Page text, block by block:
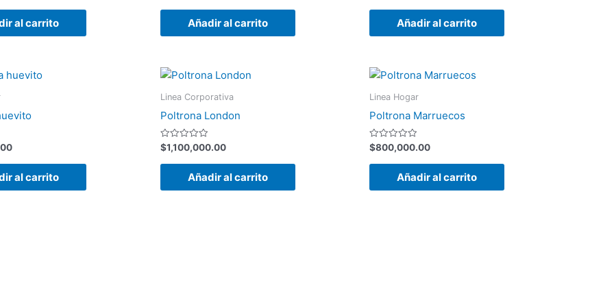
al carrito
0
Añadir al carrito
0
Añadir al carrito
al carrito
Linea Corporativa
Poltrona London
Valorado
con
0
$1,100,000.00
Añadir al carrito
Linea Hogar
Poltrona Marruecos
Valorado
con
0
$800,000.00
Añadir al carrito